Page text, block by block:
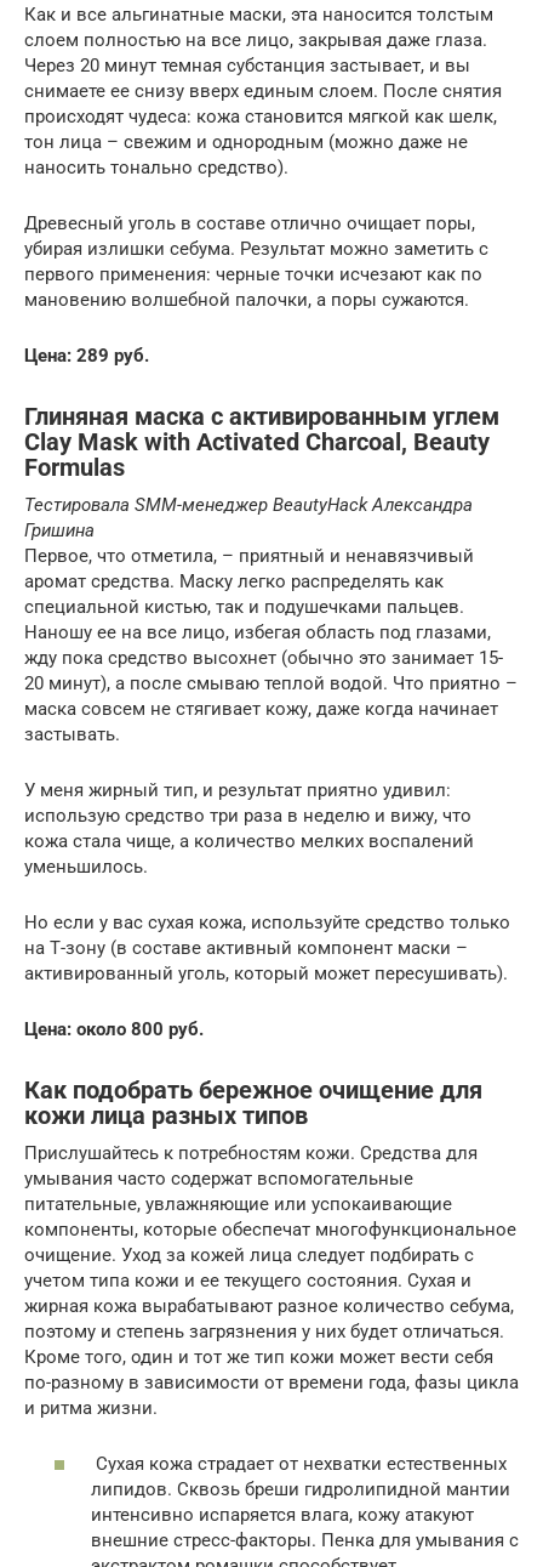
Как и все альгинатные маски, эта наносится толстым
слоем полностью на все лицо, закрывая даже глаза.
Через 20 минут темная субстанция застывает, и вы
снимаете ее снизу вверх единым слоем. После снятия
происходят чудеса: кожа становится мягкой как шелк,
тон лица – свежим и однородным (можно даже не
наносить тонально средство).
Древесный уголь в составе отлично очищает поры,
убирая излишки себума. Результат можно заметить с
первого применения: черные точки исчезают как по
мановению волшебной палочки, а поры сужаются.
Цена: 289 руб.
Глиняная маска с активированным углем
Clay Mask with Activated Charcoal, Beauty
Formulas
Тестировала SMM-менеджер BeautyHackАлександра
Гришина
Первое, что отметила, – приятный и ненавязчивый
аромат средства. Маску легко распределять как
специальной кистью, так и подушечками пальцев.
Наношу ее на все лицо, избегая область под глазами,
жду пока средство высохнет (обычно это занимает 15-
20 минут), а после смываю теплой водой. Что приятно –
маска совсем не стягивает кожу, даже когда начинает
застывать.
У меня жирный тип, и результат приятно удивил:
использую средство три раза в неделю и вижу, что
кожа стала чище, а количество мелких воспалений
уменьшилось.
Но если у вас сухая кожа, используйте средство только
на Т-зону (в составе активный компонент маски –
активированный уголь, который может пересушивать).
Цена: около 800 руб.
Как подобрать бережное очищение для
кожи лица разных типов
Прислушайтесь к потребностям кожи. Средства для
умывания часто содержат вспомогательные
питательные, увлажняющие или успокаивающие
компоненты, которые обеспечат многофункциональное
очищение. Уход за кожей лица следует подбирать с
учетом типа кожи и ее текущего состояния. Сухая и
жирная кожа вырабатывают разное количество себума,
поэтому и степень загрязнения у них будет отличаться.
Кроме того, один и тот же тип кожи может вести себя
по-разному в зависимости от времени года, фазы цикла
и ритма жизни.
Сухая кожа страдает от нехватки естественных
липидов. Сквозь бреши гидролипидной мантии
интенсивно испаряется влага, кожу атакуют
внешние стресс-факторы. Пенка для умывания с